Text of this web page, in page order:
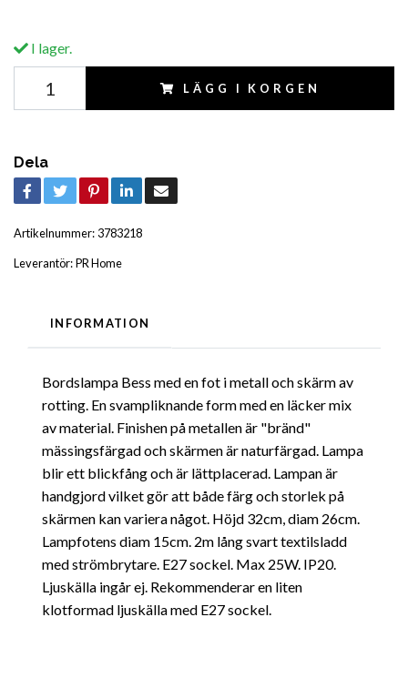
I lager.
LÄGG I KORGEN
Dela
Artikelnummer: 3783218
Leverantör:PR Home
INFORMATION
Bordslampa Bess med en fot i metall och skärm av
rotting. En svampliknande form med en läcker mix
av material. Finishen på metallen är "bränd"
mässingsfärgad och skärmen är naturfärgad. Lampa
blir ett blickfång och är lättplacerad. Lampan är
handgjord vilket gör att både färg och storlek på
skärmen kan variera något. Höjd 32cm, diam 26cm.
Lampfotens diam 15cm. 2m lång svart textilsladd
med strömbrytare. E27 sockel. Max 25W. IP20.
Ljuskälla ingår ej. Rekommenderar en liten
klotformad ljuskälla med E27 sockel.